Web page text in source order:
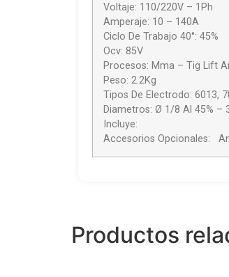
Voltaje: 110/220V – 1Ph
Amperaje: 10 – 140A
Ciclo De Trabajo 40°: 45%
Ocv: 85V
Procesos: Mma – Tig Lift
Peso: 2.2Kg
Tipos De Electrodo: 6013,
Diametros: Ø 1/8 Al 45% –
Incluye:
Accesorios Opcionales:
Productos